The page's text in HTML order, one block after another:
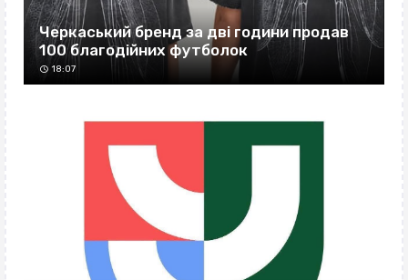
Черкаський бренд за дві години продав
100 благодійних футболок
18:07